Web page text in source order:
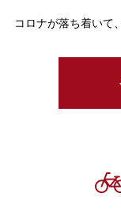
コロナが落ち着いて